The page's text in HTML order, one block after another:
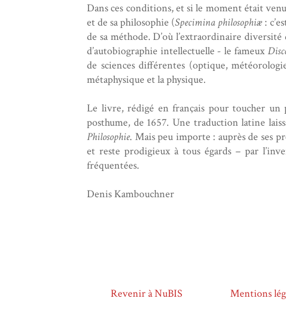
Dans ces conditions, et si le moment était
et de sa philosophie (Specimina philosophiæ :
de sa méthode. D’où l’extraordinaire
d’autobiographie intellectuelle - le fameux
de sciences différentes (optique,
métaphysique et la physique.
Le livre, rédigé en français pour toucher un
posthume, de 1657. Une traduction latine
Philosophie. Mais peu importe : auprès de ses
et reste prodigieux à tous égards – par
fréquentées.
Denis Kambouchner
Revenir à NuBIS Mentions